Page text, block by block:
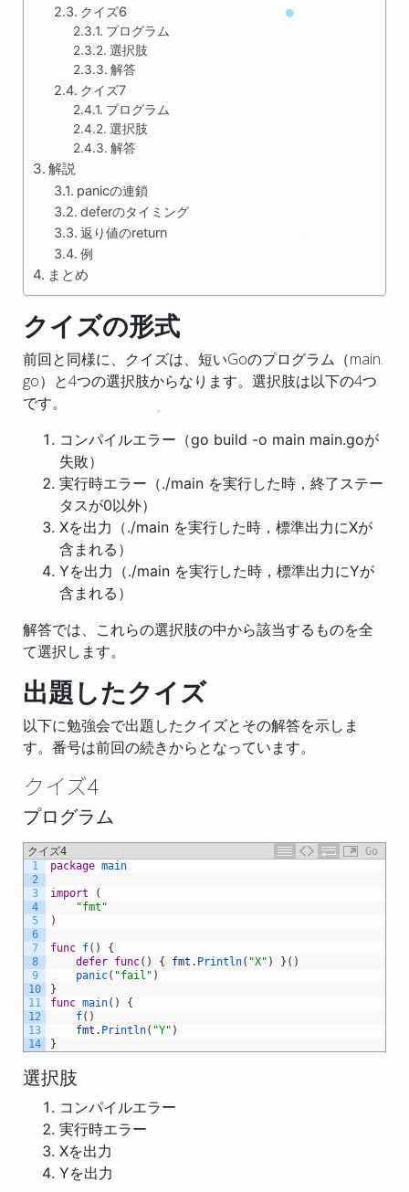
クイズ6
プログラム
選択肢
解答
クイズ7
プログラム
選択肢
解答
解説
panicの連鎖
deferのタイミング
返り値のreturn
例
まとめ
クイズの形式
前回と同様に、クイズは、短いGoのプログラム（main.
go）と4つの選択肢からなります。選択肢は以下の4つ
です。
コンパイルエラー（go build -o main main.goが
失敗）
実行時エラー（./main を実行した時，終了ステー
タスが0以外）
Xを出力（./main を実行した時，標準出力にXが
含まれる）
Yを出力（./main を実行した時，標準出力にYが
含まれる）
解答では、これらの選択肢の中から該当するものを全
て選択します。
出題したクイズ
以下に勉強会で出題したクイズとその解答を示しま
す。番号は前回の続きからとなっています。
クイズ4
プログラム
クイズ4
Go
1
2
3
4
5
6
7
8
9
10
11
12
13
14
package main
import
(
"fmt"
)
func f( )
{
defer func( ) { fmt . Println( "X" ) } ( )
panic( "fail" )
}
func main( )
{
f( )
fmt . Println( "Y" )
}
選択肢
コンパイルエラー
実行時エラー
Xを出力
Yを出力